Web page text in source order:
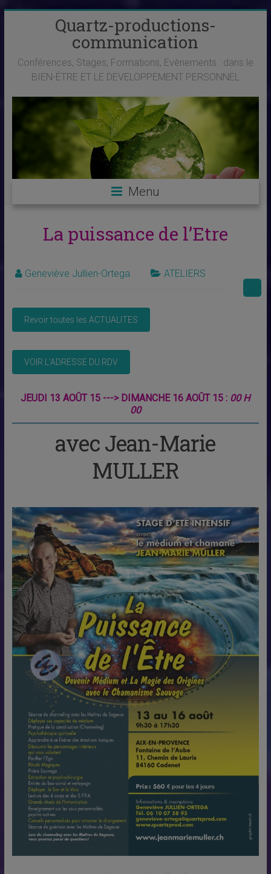
Quartz-productions-
communication
Conférences, Stages, Formations, Evènements : dans le
BIEN-ÊTRE ET LE DEVELOPPEMENT PERSONNEL
Menu
La puissance de l’Etre
Geneviève Jullien-Ortega ATELIERS
JEUDI 13 AOÛT 15 ---> DIMANCHE 16 AOÛT 15 : 00 H
00
avec Jean-Marie
MULLER